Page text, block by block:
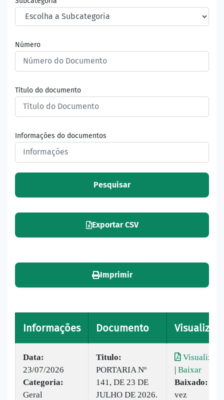
Número
Título do documento
Informações do documentos
Pesquisar
Exportar CSV
Imprimir
Informações Documento Visualizar
Data:
23/07/2026
Categoria:
Geral
Titulo:
PORTARIA Nº
141, DE 23 DE
JULHO DE 2026.
Visualizar
| Baixar
Baixado:
vez